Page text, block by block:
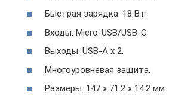
Быстрая зарядка: 18 Вт.
Входы: Micro-USB/USB-C.
Выходы: USB-A x 2.
Многоуровневая защита.
Размеры: 147 х 71.2 х 14.2 мм.